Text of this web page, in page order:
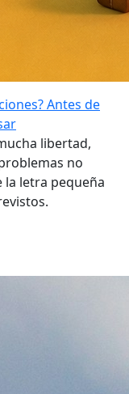
Antes de
libertad,
no
la letra pequeña